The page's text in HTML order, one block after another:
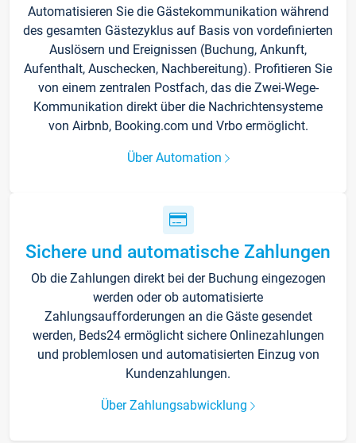
Automatisieren Sie die Gästekommunikation während
des gesamten Gästezyklus auf Basis von vordefinierten
Auslösern und Ereignissen (Buchung, Ankunft,
Aufenthalt, Auschecken, Nachbereitung). Profitieren Sie
von einem zentralen Postfach, das die Zwei-Wege-
Kommunikation direkt über die Nachrichtensysteme
von Airbnb, Booking.com und Vrbo ermöglicht.
Über Automation
Sichere und automatische Zahlungen
Ob die Zahlungen direkt bei der Buchung eingezogen
werden oder ob automatisierte
Zahlungsaufforderungen an die Gäste gesendet
werden, Beds24 ermöglicht sichere Onlinezahlungen
und problemlosen und automatisierten Einzug von
Kundenzahlungen.
Über Zahlungsabwicklung